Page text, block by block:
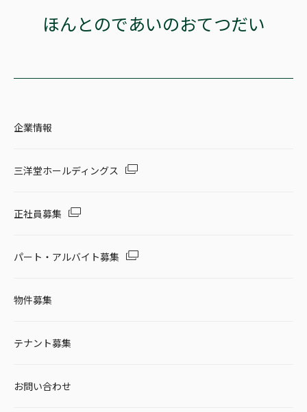
ほんとのであいのおてつだい
企業情報
三洋堂ホールディングス
正社員募集
パート・アルバイト募集
物件募集
テナント募集
お問い合わせ